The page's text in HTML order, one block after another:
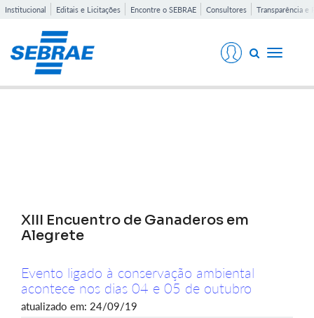
Institucional Editais e Licitações Encontre o SEBRAE Consultores Transparência e
Toggle
XIII Encuentro de Ganaderos em
Alegrete
Evento ligado à conservação ambiental
acontece nos dias 04 e 05 de outubro
atualizado em: 24/09/19